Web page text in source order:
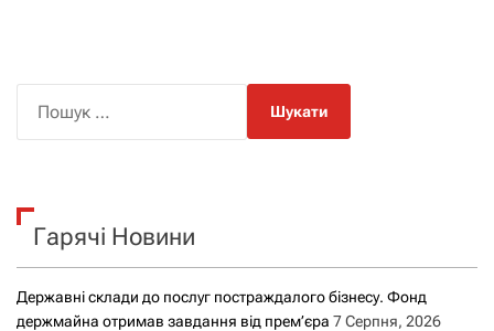
к
Гарячі Новини
Державні склади до послуг постраждалого бізнесу. Фонд
держмайна отримав завдання від прем’єра 7 Серпня, 2026